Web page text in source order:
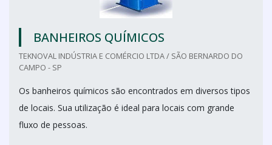
BANHEIROS QUÍMICOS
TEKNOVAL INDÚSTRIA E COMÉRCIO LTDA / SÃO BERNARDO DO
CAMPO - SP
Os banheiros químicos são encontrados em diversos tipos
de locais. Sua utilização é ideal para locais com grande
fluxo de pessoas.